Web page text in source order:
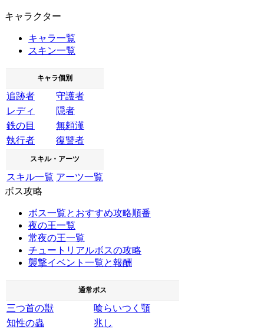
キャラクター
キャラ一覧
スキン一覧
キャラ個別
追跡者
守護者
レディ
隠者
鉄の目
無頼漢
執行者
復讐者
スキル・アーツ
スキル一覧 アーツ一覧
ボス攻略
ボス一覧とおすすめ攻略順番
夜の王一覧
常夜の王一覧
チュートリアルボスの攻略
襲撃イベント一覧と報酬
通常ボス
三つ首の獣
喰らいつく顎
知性の蟲
兆し